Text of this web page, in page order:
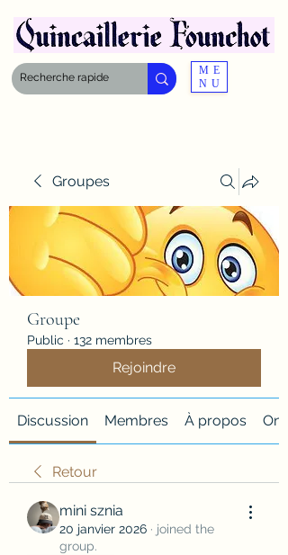
ME
NU
Groupes
Groupe
Public · 132 membres
Rejoindre
Discussion Membres À propos
Retour
mini sznia
20 janvier 2026 · joined the
group.